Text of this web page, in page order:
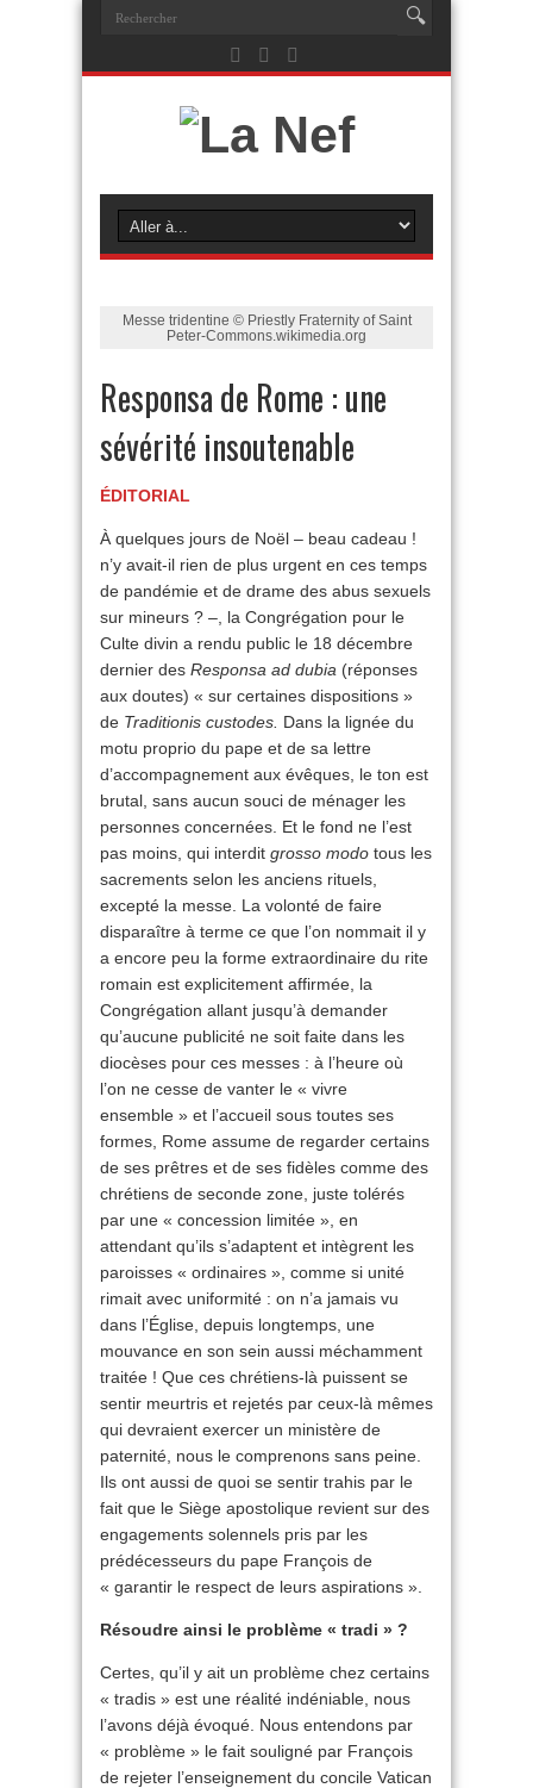
Messe tridentine © Priestly Fraternity of Saint
Peter-Commons.wikimedia.org
Responsa de Rome : une
sévérité insoutenable
ÉDITORIAL
À quelques jours de Noël – beau cadeau !
n’y avait-il rien de plus urgent en ces temps
de pandémie et de drame des abus sexuels
sur mineurs ? –, la Congrégation pour le
Culte divin a rendu public le 18 décembre
dernier des Responsa ad dubia (réponses
aux doutes) « sur certaines dispositions »
de Traditionis custodes. Dans la lignée du
motu proprio du pape et de sa lettre
d’accompagnement aux évêques, le ton est
brutal, sans aucun souci de ménager les
personnes concernées. Et le fond ne l’est
pas moins, qui interdit grosso modo tous les
sacrements selon les anciens rituels,
excepté la messe. La volonté de faire
disparaître à terme ce que l’on nommait il y
a encore peu la forme extraordinaire du rite
romain est explicitement affirmée, la
Congrégation allant jusqu’à demander
qu’aucune publicité ne soit faite dans les
diocèses pour ces messes : à l’heure où
l’on ne cesse de vanter le « vivre
ensemble » et l’accueil sous toutes ses
formes, Rome assume de regarder certains
de ses prêtres et de ses fidèles comme des
chrétiens de seconde zone, juste tolérés
par une « concession limitée », en
attendant qu’ils s’adaptent et intègrent les
paroisses « ordinaires », comme si unité
rimait avec uniformité : on n’a jamais vu
dans l’Église, depuis longtemps, une
mouvance en son sein aussi méchamment
traitée ! Que ces chrétiens-là puissent se
sentir meurtris et rejetés par ceux-là mêmes
qui devraient exercer un ministère de
paternité, nous le comprenons sans peine.
Ils ont aussi de quoi se sentir trahis par le
fait que le Siège apostolique revient sur des
engagements solennels pris par les
prédécesseurs du pape François de
« garantir le respect de leurs aspirations ».
Résoudre ainsi le problème « tradi » ?
Certes, qu’il y ait un problème chez certains
« tradis » est une réalité indéniable, nous
l’avons déjà évoqué. Nous entendons par
« problème » le fait souligné par François
de rejeter l’enseignement du concile Vatican